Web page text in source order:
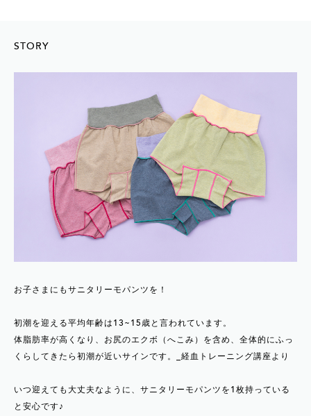
STORY
お子さまにもサニタリーモパンツを！
初潮を迎える平均年齢は13~15歳と言われています。
体脂肪率が高くなり、お尻のエクボ（へこみ）を含め、全体的にふっ
くらしてきたら初潮が近いサインです。_経血トレーニング講座より
いつ迎えても大丈夫なように、サニタリーモパンツを1枚持っている
と安心です♪